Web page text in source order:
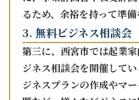
るため、余裕を持って準備
3. 無料ビジネス相談会
第三に、西宮市では起業
ジネス相談会を開催して
ジネスプランの作成やマ